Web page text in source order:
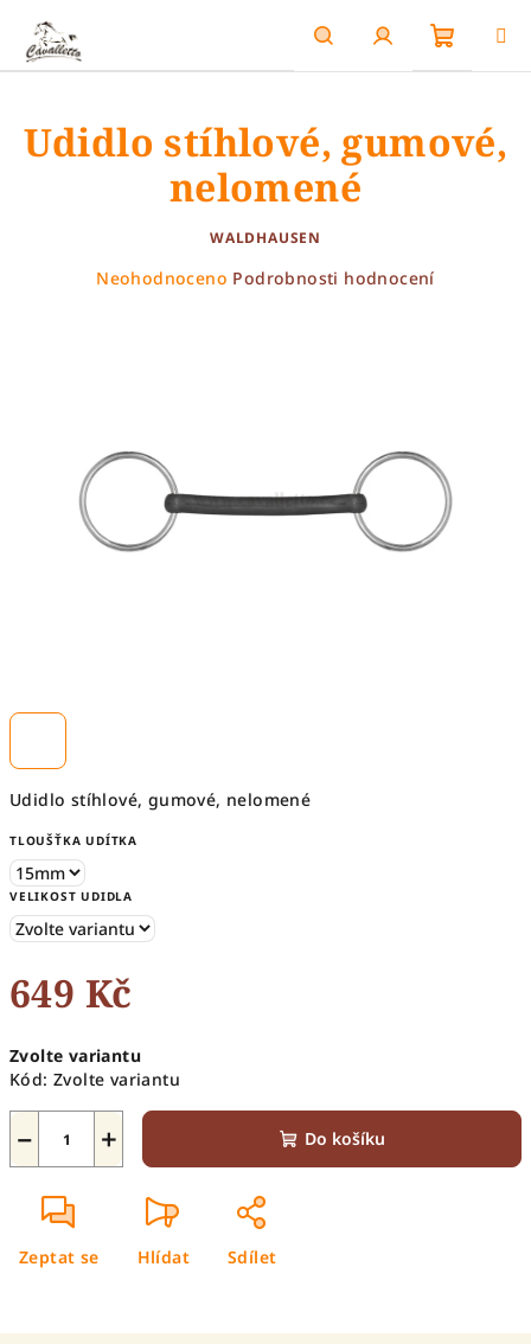
obsah
HledatPřihlášení
košík
Udidlo stíhlové, gumové, nelomené
TLOUŠŤKA UDÍTKA
VELIKOST UDIDLA
649 Kč
cena:
Zvolte variantu
Kód: Zvolte variantu
+
− Do košíku
Zeptat se Hlídat Sdílet
Udidlo stíhlové, gumové,
nelomené
WALDHAUSEN
Průměrné
Neohodnoceno Podrobnosti hodnocení